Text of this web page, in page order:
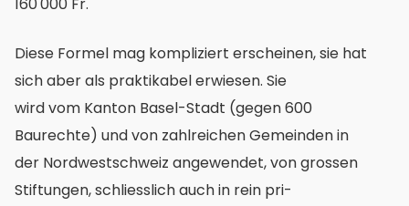
160'000 Fr.
Diese Formel mag kompliziert erscheinen, sie hat
sich aber als praktikabel erwiesen. Sie
wird vom Kanton Basel-Stadt (gegen 600
Baurechte) und von zahlreichen Gemeinden in
der Nordwestschweiz angewendet, von grossen
Stiftungen, schliesslich auch in rein pri-